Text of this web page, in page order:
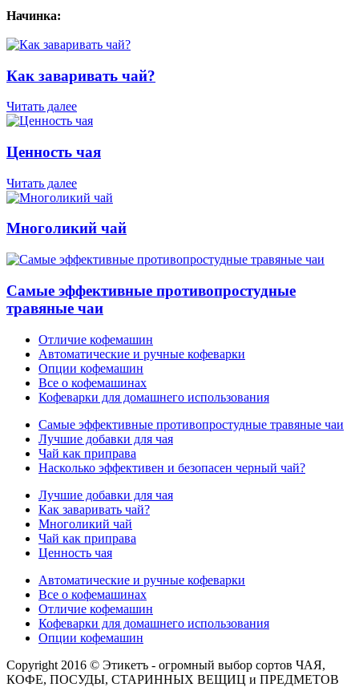
Начинка:
Как заваривать чай?
Читать далее
Ценность чая
Читать далее
Многоликий чай
Самые эффективные противопростудные
травяные чаи
Отличие кофемашин
Автоматические и ручные кофеварки
Опции кофемашин
Все о кофемашинах
Кофеварки для домашнего использования
Самые эффективные противопростудные травяные чаи
Лучшие добавки для чая
Чай как приправа
Насколько эффективен и безопасен черный чай?
Лучшие добавки для чая
Как заваривать чай?
Многоликий чай
Чай как приправа
Ценность чая
Автоматические и ручные кофеварки
Все о кофемашинах
Отличие кофемашин
Кофеварки для домашнего использования
Опции кофемашин
Copyright 2016 © Этикетъ - огромный выбор сортов ЧАЯ,
КОФЕ, ПОСУДЫ, СТАРИННЫХ ВЕЩИЦ и ПРЕДМЕТОВ